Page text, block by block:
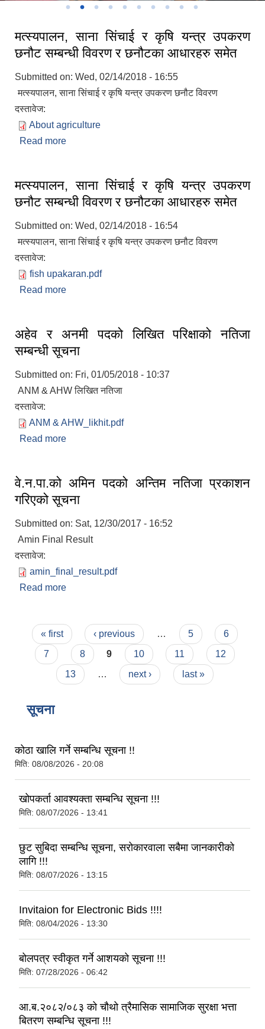
मत्स्यपालन, साना सिंचाई र कृषि यन्त्र उपकरण
छनौट सम्बन्धी विवरण र छनौटका आधारहरु समेत
Submitted on: Wed, 02/14/2018 - 16:55
मत्स्यपालन, साना सिंचाई र कृषि यन्त्र उपकरण छनौट विवरण
दस्तावेज:
About agriculture
Read more
मत्स्यपालन, साना सिंचाई र कृषि यन्त्र उपकरण
छनौट सम्बन्धी विवरण र छनौटका आधारहरु समेत
Submitted on: Wed, 02/14/2018 - 16:54
मत्स्यपालन, साना सिंचाई र कृषि यन्त्र उपकरण छनौट विवरण
दस्तावेज:
fish upakaran.pdf
Read more
अहेव र अनमी पदको लिखित परिक्षाको नतिजा
सम्बन्धी सूचना
Submitted on: Fri, 01/05/2018 - 10:37
ANM & AHW लिखित नतिजा
दस्तावेज:
ANM & AHW_likhit.pdf
Read more
वे.न.पा.को अमिन पदको अन्तिम नतिजा प्रकाशन
गरिएको सूचना
Submitted on: Sat, 12/30/2017 - 16:52
Amin Final Result
दस्तावेज:
amin_final_result.pdf
Read more
Pages
« first ‹ previous … 5
6
7
8 9 10 11
12
13
… next › last »
सूचना
कोठा खालि गर्ने सम्बन्धि सूचना !!
मिति: 08/08/2026 - 20:08
खोपकर्ता आवश्यक्ता सम्बन्धि सूचना !!!
मिति: 08/07/2026 - 13:41
छुट सुबिदा सम्बन्धि सूचना, सरोकारवाला सबैमा जानकारीको
लागि !!!
मिति: 08/07/2026 - 13:15
Invitaion for Electronic Bids !!!!
मिति: 08/04/2026 - 13:30
बोलपत्र स्वीकृत गर्ने आशयको सूचना !!!
मिति: 07/28/2026 - 06:42
आ.ब.२०८२/०८३ को चौथो त्रैमासिक सामाजिक सुरक्षा भत्ता
बितरण सम्बन्धि सूचना !!!